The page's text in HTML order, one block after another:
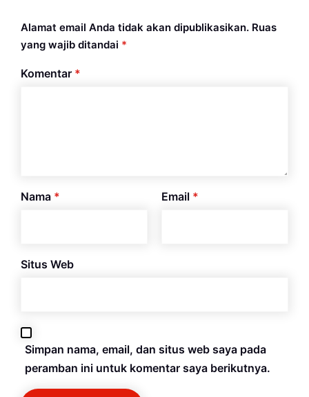
Alamat email Anda tidak akan dipublikasikan. Ruas
yang wajib ditandai *
Komentar *
Nama * Email *
Situs Web
Simpan nama, email, dan situs web saya pada
peramban ini untuk komentar saya berikutnya.